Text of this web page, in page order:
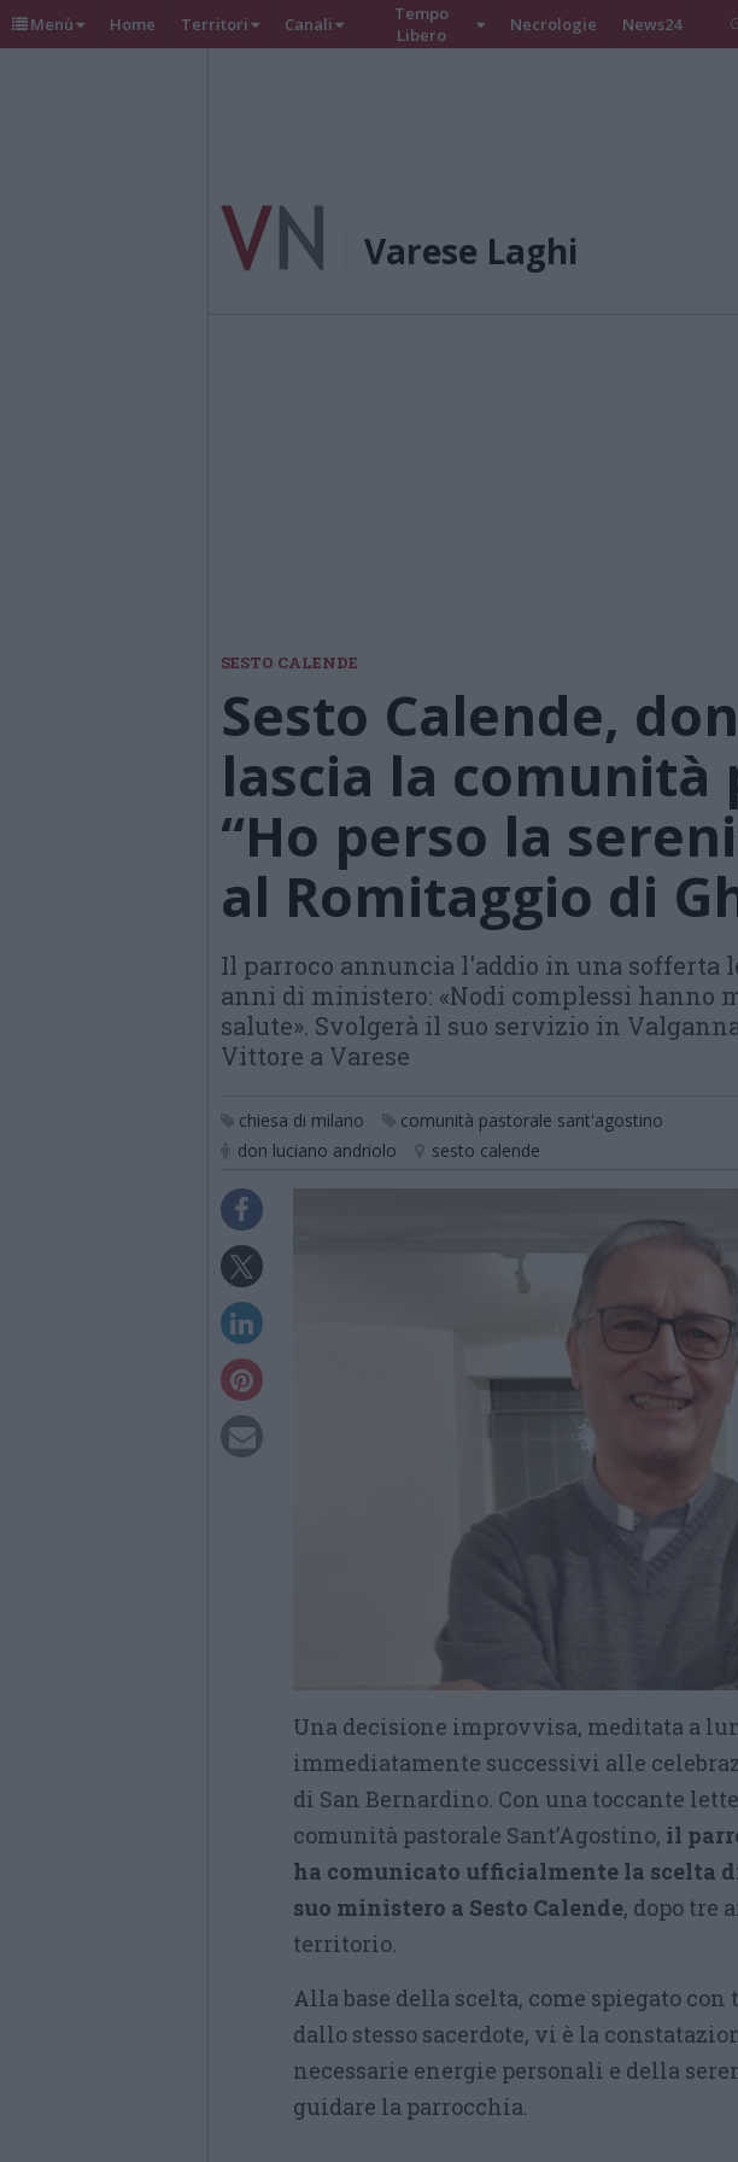
Menù Home Territori Canali
Tempo
Libero
Necrologie News24
Varese Laghi
SESTO CALENDE
Sesto Calende,
lascia la comunità
“Ho perso la
al Romitaggio di
Il parroco annuncia l'addio in una sofferta
anni di ministero: «Nodi complessi hanno
salute». Svolgerà il suo servizio in
Vittore a Varese
chiesa di milano
comunità pastorale sant'agostino
don luciano andriolo
sesto calende
Una decisione improvvisa, meditata a
immediatamente successivi alle
di San Bernardino. Con una toccante
comunità pastorale Sant’Agostino, il
ha comunicato ufficialmente la scelta
suo ministero a Sesto Calende, dopo tre
territorio.
Alla base della scelta, come spiegato con
dallo stesso sacerdote, vi è la
necessarie energie personali e della
guidare la parrocchia.